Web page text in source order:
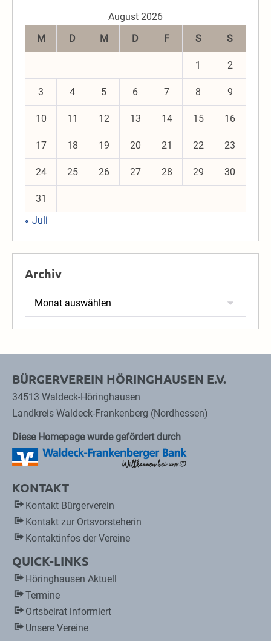
August 2026
M
D M D F S S
1 2
3 4 5 6 7 8 9
10 11 12 13 14 15 16
17 18 19 20 21 22 23
24 25 26 27 28 29 30
31
« Juli
Archiv
Archiv
BÜRGERVEREIN HÖRINGHAUSEN E.V.
34513 Waldeck-Höringhausen
Landkreis Waldeck-Frankenberg (Nordhessen)
Diese Homepage wurde gefördert durch
KONTAKT
Kontakt Bürgerverein
Kontakt zur Ortsvorsteherin
Kontaktinfos der Vereine
QUICK-LINKS
Höringhausen Aktuell
Termine
Ortsbeirat informiert
Unsere Vereine